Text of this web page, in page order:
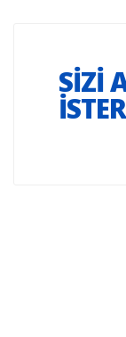
SİZİ